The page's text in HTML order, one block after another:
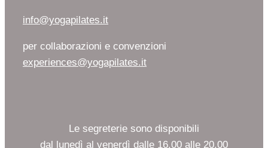
info@yogapilates.it
per collaborazioni e convenzioni
experiences@yogapilates.it
Le segreterie sono disponibili
dal lunedì al venerdì dalle 16.00 alle 20.00